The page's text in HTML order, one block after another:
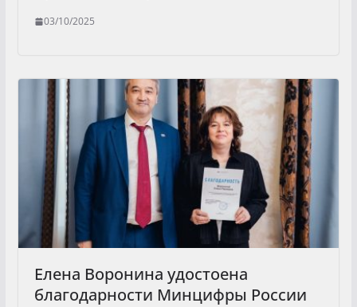
03/10/2025
Елена Воронина удостоена
благодарности Минцифры России